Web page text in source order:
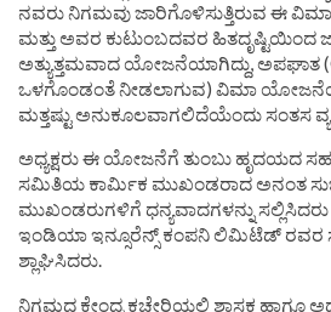
ನವರು ನಿಗಮವು ಜಾರಿಗೊಳಿಸುತ್ತಿರುವ ಈ
ಮತ್ತು ಅವರ ಕುಟುಂಬದವರ ಹಿತದೃಷ್ಟಿಯಿಂದ
ಅತ್ಯುತ್ತಮವಾದ ಯೋಜನೆಯಾಗಿದ್ದು, ಅಪಘಾತ
ಒಳಗೊಂಡಂತೆ ನೀಡಲಾಗುವ) ವಿಮಾ
ಮತ್ತಷ್ಟು ಅನುಕೂಲವಾಗಲಿದೆಯೆಂದು ಸಂತಸ
ಅಧ್ಯಕ್ಷರು ಈ ಯೋಜನೆಗೆ ತುಂಬು ಹೃದಯದ
ಸಮಿತಿಯ ಕಾರ್ಮಿಕ ಮುಖಂಡರಾದ ಅನಂತ
ಮುಖಂಡರುಗಳಿಗೆ ಧನ್ಯವಾದಗಳನ್ನು
ಇಂಡಿಯಾ ಇನ್ಸೂರೆನ್ಸ್ ಕಂಪನಿ ಲಿಮಿಟೆಡ್ ರವರ
ಶ್ಲಾಘಿಸಿದರು.
ನಿಗಮದ ಕೇಂದ್ರ ಕಚೇರಿಯಲ್ಲಿ ಶಾಸಕ ಹಾಗೂ